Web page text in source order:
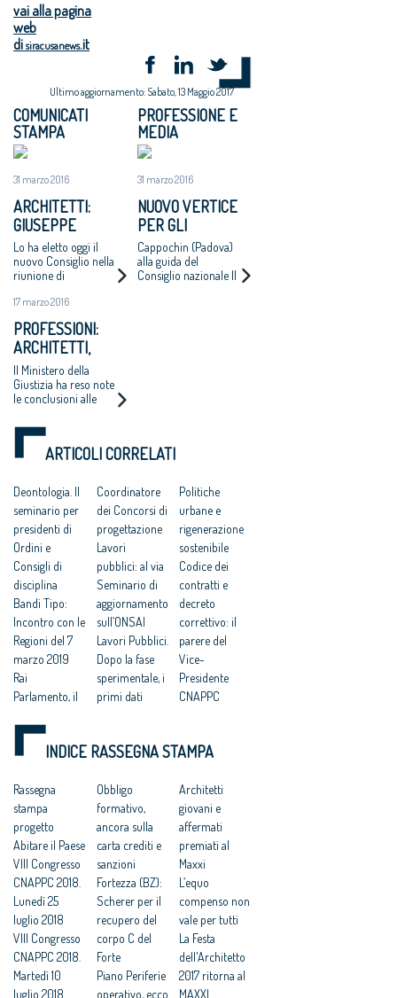
vai alla pagina
web
di siracusanews.it
Ultimo aggiornamento: Sabato, 13 Maggio 2017
COMUNICATI
STAMPA
31 marzo 2016
ARCHITETTI:
GIUSEPPE
CAPPOCHIN
NUOVO
PRESIDENTE DEL
CONSIGLIO
NAZIONALE
Lo ha eletto oggi il
nuovo Consiglio nella
riunione di
il Ministero della
Mendola confermato
alla Vicepresidenza;
Fabrizio Pistolesi
Segretario
17 marzo 2016
PROFESSIONI:
ARCHITETTI,
ELETTO IL NUOVO
CONSIGLIO
NAZIONALE
Il Ministero della
Giustizia ha reso note
le conclusioni alle
Commissione
elettorale
appositamente
verifica dei risultati
delle elezioni per il
rinnovo del Cnappc
PROFESSIONE E
MEDIA
31 marzo 2016
NUOVO VERTICE
PER GLI
ARCHITETTI
Cappochin (Padova)
alla guida del
Consiglio nazionale Il
ARTICOLI CORRELATI
Deontologia. Il
seminario per
presidenti di
Ordini e
Consigli di
disciplina
Bandi Tipo:
Incontro con le
Regioni del 7
marzo 2019
Rai
Parlamento, il
La Mendola a
Filo diretto, Rai
A Camerino si
riflette su “La
nuova
architettura”
Codice
Contratti:
Architetti “è
necessaria una
riforma”
Coordinatore
dei Concorsi di
progettazione
Lavori
pubblici: al via
Seminario di
aggiornamento
sull’ONSAI
Lavori Pubblici.
Dopo la fase
sperimentale, i
primi dati
sui Servizi di
Ingegneria
Bandi di
progettazione.
Architetti: su
100 avvisi metà
hanno i
corrispettivi
sbagliati
Grenfell Tower,
quei pannelli
usati anche in
Italia: "Da noi
Politiche
urbane e
rigenerazione
sostenibile
Codice dei
contratti e
decreto
correttivo: il
parere del
Vice-
Presidente
CNAPPC
urbana, a
giorni di
architettura
Correttivo
appalti verso la
«Gazzetta», i
commenti del
settore. Nodo
subappalti
Correttivo.
Architetti:
bene i
parametri,
INDICE RASSEGNA STAMPA
Rassegna
stampa
progetto
Abitare il Paese
VIII Congresso
CNAPPC 2018.
Lunedì 25
luglio 2018
VIII Congresso
CNAPPC 2018.
Martedì 10
luglio 2018
Obbligo
formativo,
ancora sulla
carta crediti e
sanzioni
Fortezza (BZ):
Scherer per il
recupero del
corpo C del
Forte
Piano Periferie
operativo, ecco
Architetti
giovani e
affermati
premiati al
Maxxi
L’equo
compenso non
vale per tutti
La Festa
dell'Architetto
2017 ritorna al
MAXXI